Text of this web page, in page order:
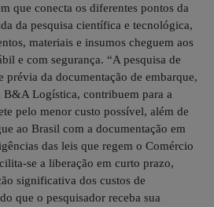
que conecta os diferentes pontos da
da pesquisa científica e tecnológica,
materiais e insumos cheguem aos
e com segurança. “A pesquisa de
prévia da documentação de embarque,
B&A Logística, contribuem para a
pelo menor custo possível, além de
ao Brasil com a documentação em
das leis que regem o Comércio
se a liberação em curto prazo,
significativa dos custos de
que o pesquisador receba sua